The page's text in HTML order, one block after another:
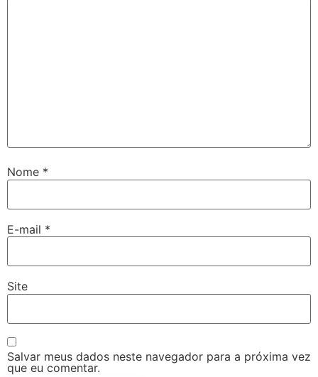
Nome *
E-mail *
Site
Salvar meus dados neste navegador para a próxima vez
que eu comentar.